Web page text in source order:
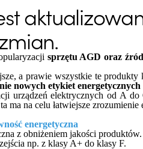
sprzętu AGD oraz
a prawie wszystkie te
nowych etykiet
elektrycznych od A do
ma na celu łatwiejsze
energetyczna
z obniżeniem jakości
np. z klasy A+ do klasy F.